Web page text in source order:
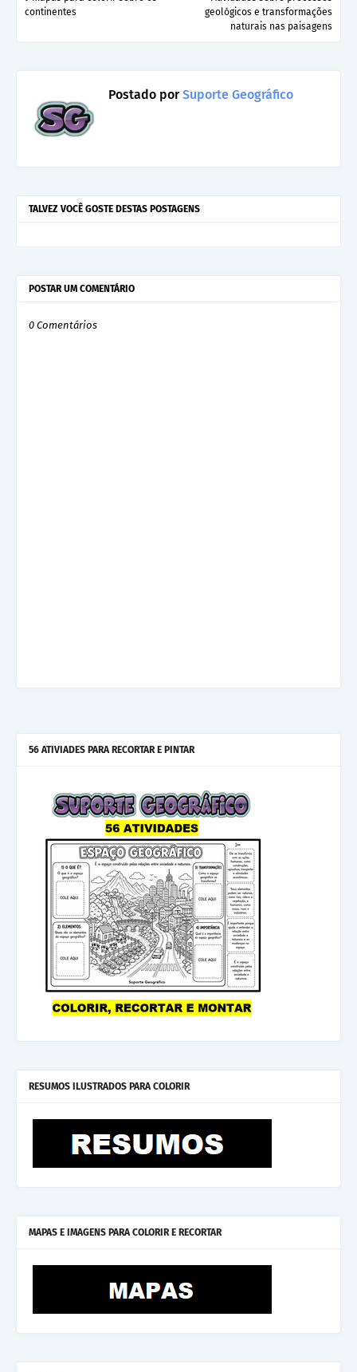
geológicos e transformações
naturais nas paisagens
continentes
Postado porSuporte Geográfico
TALVEZ VOCÊ GOSTE DESTAS POSTAGENS
POSTAR UM COMENTÁRIO
0 Comentários
56 ATIVIADES PARA RECORTAR E PINTAR
RESUMOS ILUSTRADOS PARA COLORIR
MAPAS E IMAGENS PARA COLORIR E RECORTAR